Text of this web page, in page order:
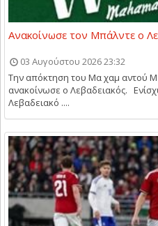
Ανακοίνωσε τον Μπάλντε ο
03 Αυγούστου 2026 23:32
Την απόκτηση του Μα χαμ αντού
ανακοίνωσε ο Λεβαδειακός.
Λεβαδειακό ....